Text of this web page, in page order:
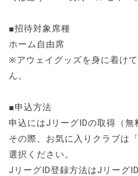
■招待対象席種
ホーム自由席
※アウェイグッズを身に着け
ん。
■申込方法
申込にはJリーグIDの取得（無
その際、お気に入りクラブは
選択ください。
JリーグID登録方法はJリーグ